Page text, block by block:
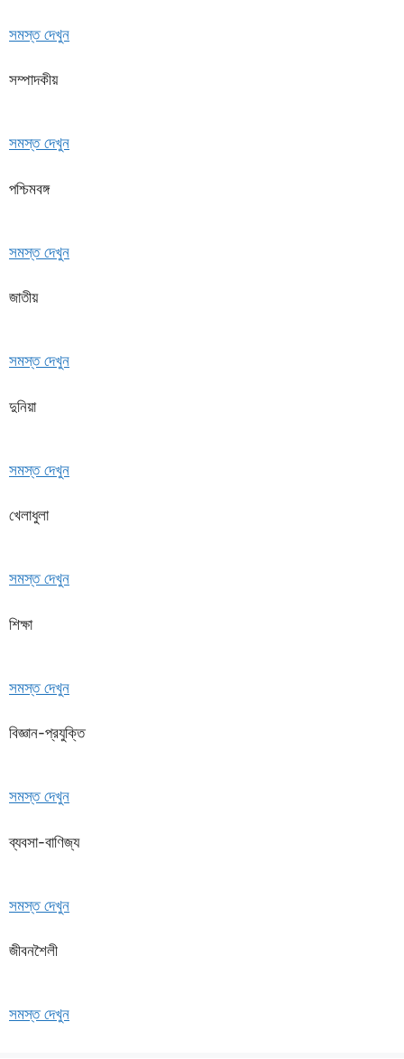
সমস্ত দেখুন
সম্পাদকীয়
সমস্ত দেখুন
পশ্চিমবঙ্গ
সমস্ত দেখুন
জাতীয়
সমস্ত দেখুন
দুনিয়া
সমস্ত দেখুন
খেলাধুলা
সমস্ত দেখুন
শিক্ষা
সমস্ত দেখুন
বিজ্ঞান-প্রযুক্তি
সমস্ত দেখুন
ব্যবসা-বাণিজ্য
সমস্ত দেখুন
জীবনশৈলী
সমস্ত দেখুন